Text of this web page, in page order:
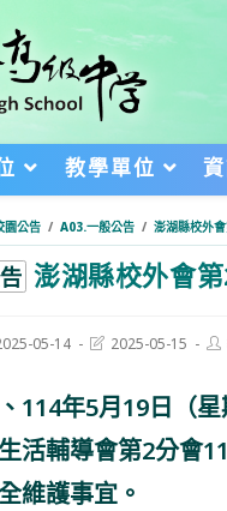
教學單位
園公告 / A03.一般公告 / 澎湖縣校外
澎湖縣校外會
05-14
Post2025-05-15
114年5月19日（
活輔導會第2分會
維護事宜。